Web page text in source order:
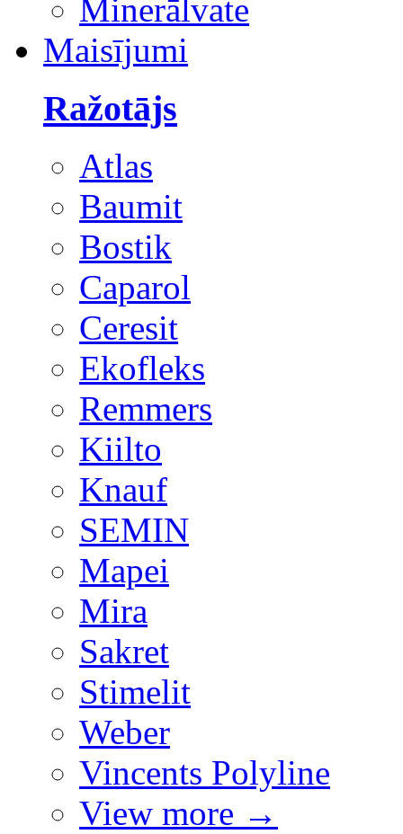
Minerālvate
Maisījumi
Ražotājs
Atlas
Baumit
Bostik
Caparol
Ceresit
Ekofleks
Remmers
Kiilto
Knauf
SEMIN
Mapei
Mira
Sakret
Stimelit
Weber
Vincents Polyline
View more →